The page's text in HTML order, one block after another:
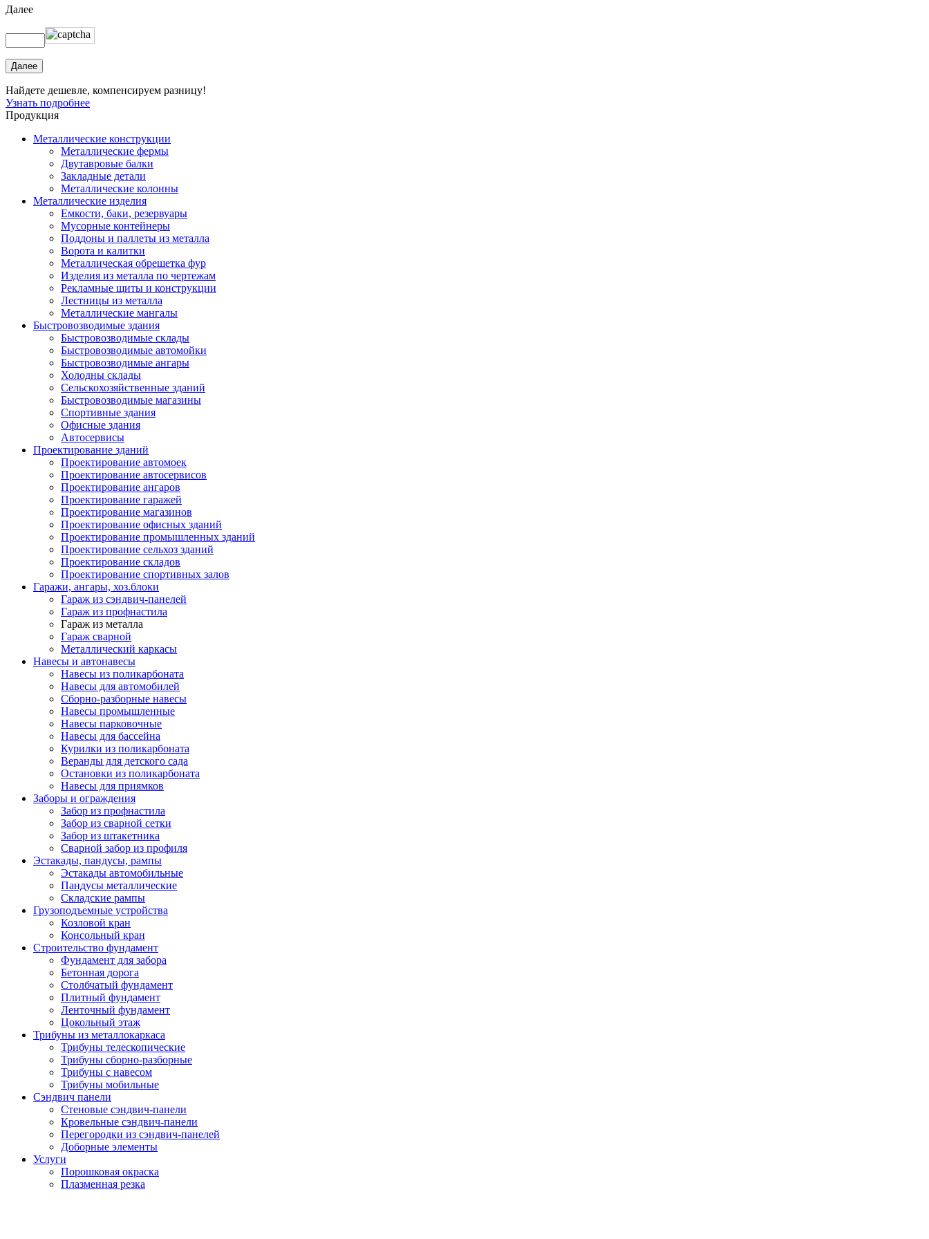
Далее
Найдете дешевле, компенсируем разницу!
Узнать подробнее
Продукция
Металлические конструкции
Металлические фермы
Двутавровые балки
Закладные детали
Металлические колонны
Металлические изделия
Емкости, баки, резервуары
Мусорные контейнеры
Поддоны и паллеты из металла
Ворота и калитки
Металлическая обрешетка фур
Изделия из металла по чертежам
Рекламные щиты и конструкции
Лестницы из металла
Металлические мангалы
Быстровозводимые здания
Быстровозводимые склады
Быстровозводимые автомойки
Быстровозводимые ангары
Холодны склады
Сельскохозяйственные зданий
Быстровозводимые магазины
Спортивные здания
Офисные здания
Автосервисы
Проектирование зданий
Проектирование автомоек
Проектирование автосервисов
Проектирование ангаров
Проектирование гаражей
Проектирование магазинов
Проектирование офисных зданий
Проектирование промышленных зданий
Проектирование сельхоз зданий
Проектирование складов
Проектирование спортивных залов
Гаражи, ангары, хоз.блоки
Гараж из сэндвич-панелей
Гараж из профнастила
Гараж из металла
Гараж сварной
Металлический каркасы
Навесы и автонавесы
Навесы из поликарбоната
Навесы для автомобилей
Сборно-разборные навесы
Навесы промышленные
Навесы парковочные
Навесы для бассейна
Курилки из поликарбоната
Веранды для детского сада
Остановки из поликарбоната
Навесы для приямков
Заборы и ограждения
Забор из профнастила
Забор из сварной сетки
Забор из штакетника
Сварной забор из профиля
Эстакады, пандусы, рампы
Эстакады автомобильные
Пандусы металлические
Складские рампы
Грузоподъемные устройства
Козловой кран
Консольный кран
Строительство фундамент
Фундамент для забора
Бетонная дорога
Столбчатый фундамент
Плитный фундамент
Ленточный фундамент
Цокольный этаж
Трибуны из металлокаркаса
Трибуны телескопические
Трибуны сборно-разборные
Трибуны с навесом
Трибуны мобильные
Сэндвич панели
Стеновые сэндвич-панели
Кровельные сэндвич-панели
Перегородки из сэндвич-панелей
Доборные элементы
Услуги
Порошковая окраска
Плазменная резка